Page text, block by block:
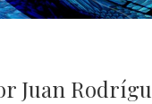
Juan